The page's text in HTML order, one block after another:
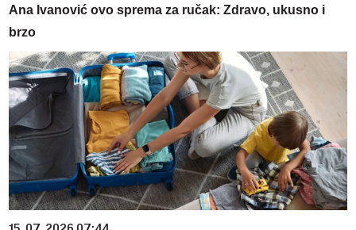
Ana Ivanović ovo sprema za ručak: Zdravo, ukusno i
brzo